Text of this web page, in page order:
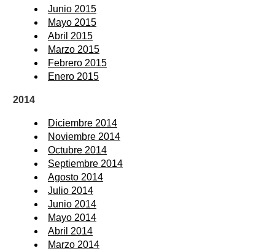
Junio 2015
Mayo 2015
Abril 2015
Marzo 2015
Febrero 2015
Enero 2015
2014
Diciembre 2014
Noviembre 2014
Octubre 2014
Septiembre 2014
Agosto 2014
Julio 2014
Junio 2014
Mayo 2014
Abril 2014
Marzo 2014